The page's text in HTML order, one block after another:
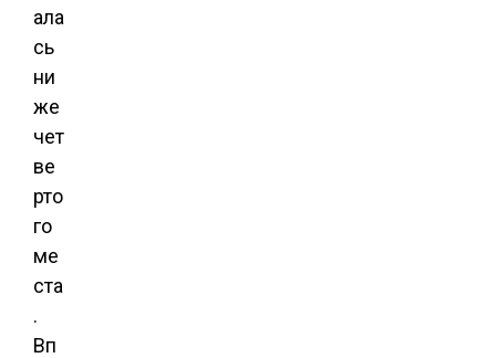
ала
сь
ни
же
чет
ве
рто
го
ме
ста
.
Вп